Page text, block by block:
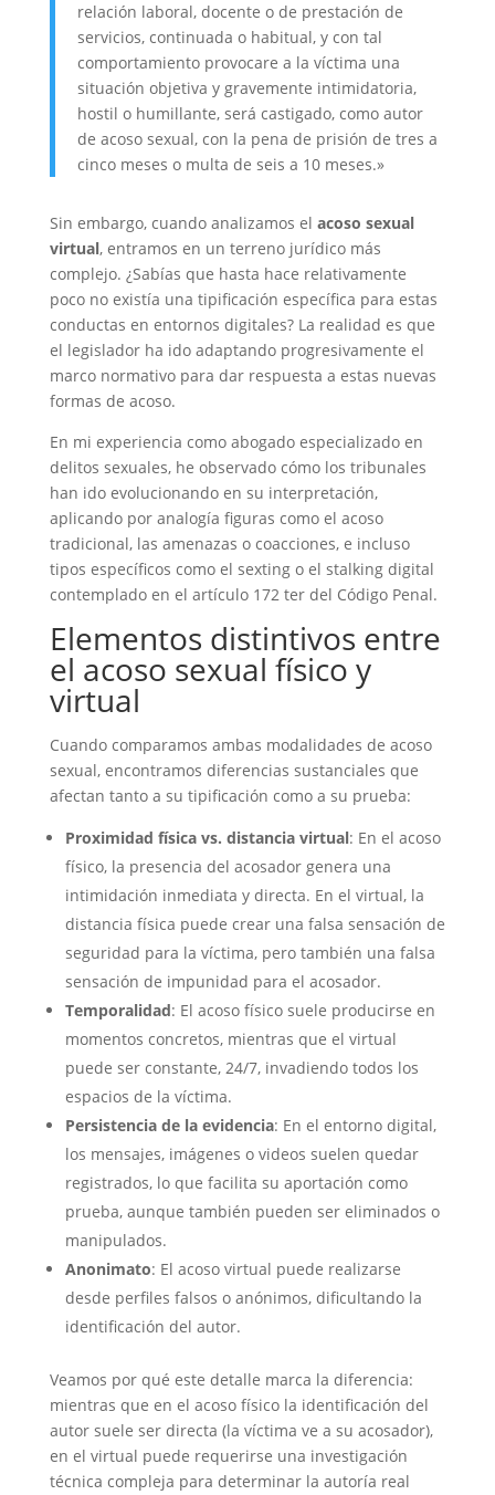
relación laboral, docente o de prestación de
servicios, continuada o habitual, y con tal
comportamiento provocare a la víctima una
situación objetiva y gravemente intimidatoria,
hostil o humillante, será castigado, como autor
de acoso sexual, con la pena de prisión de tres a
cinco meses o multa de seis a 10 meses.»
Sin embargo, cuando analizamos el acoso sexual
virtual, entramos en un terreno jurídico más
complejo. ¿Sabías que hasta hace relativamente
poco no existía una tipificación específica para estas
conductas en entornos digitales? La realidad es que
el legislador ha ido adaptando progresivamente el
marco normativo para dar respuesta a estas nuevas
formas de acoso.
En mi experiencia como abogado especializado en
delitos sexuales, he observado cómo los tribunales
han ido evolucionando en su interpretación,
aplicando por analogía figuras como el acoso
tradicional, las amenazas o coacciones, e incluso
tipos específicos como el sexting o el stalking digital
contemplado en el artículo 172 ter del Código Penal.
Elementos distintivos entre
el acoso sexual físico y
virtual
Cuando comparamos ambas modalidades de acoso
sexual, encontramos diferencias sustanciales que
afectan tanto a su tipificación como a su prueba:
Proximidad física vs. distancia virtual: En el acoso
físico, la presencia del acosador genera una
intimidación inmediata y directa. En el virtual, la
distancia física puede crear una falsa sensación de
seguridad para la víctima, pero también una falsa
sensación de impunidad para el acosador.
Temporalidad: El acoso físico suele producirse en
momentos concretos, mientras que el virtual
puede ser constante, 24/7, invadiendo todos los
espacios de la víctima.
Persistencia de la evidencia: En el entorno digital,
los mensajes, imágenes o videos suelen quedar
registrados, lo que facilita su aportación como
prueba, aunque también pueden ser eliminados o
manipulados.
Anonimato: El acoso virtual puede realizarse
desde perfiles falsos o anónimos, dificultando la
identificación del autor.
Veamos por qué este detalle marca la diferencia:
mientras que en el acoso físico la identificación del
autor suele ser directa (la víctima ve a su acosador),
en el virtual puede requerirse una investigación
técnica compleja para determinar la autoría real